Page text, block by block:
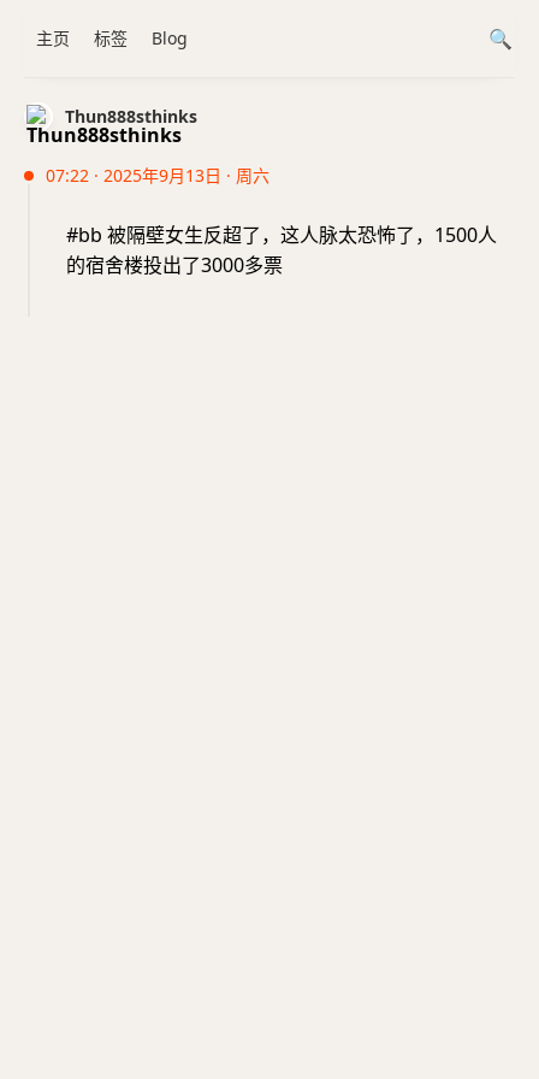
Thun888sthinks
07:22 · 2025年9月13日 · 周六
#bb 被隔壁女生反超了，这人脉太恐怖了，1500人
的宿舍楼投出了3000多票
主页 标签 Blog